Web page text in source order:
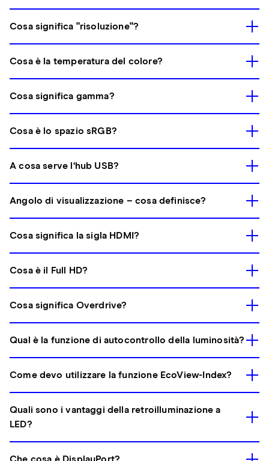
Cosa significa "risoluzione"?
Cosa è la temperatura del colore?
Cosa significa gamma?
Cosa è lo spazio sRGB?
A cosa serve l‘hub USB?
Angolo di visualizzazione – cosa definisce?
Cosa significa la sigla HDMI?
Cosa è il Full HD?
Cosa significa Overdrive?
Qual è la funzione di autocontrollo della luminosità?
Come devo utilizzare la funzione EcoView-Index?
Quali sono i vantaggi della retroilluminazione a
LED?